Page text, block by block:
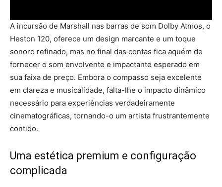
A incursão de Marshall nas barras de som Dolby Atmos, o
Heston 120, oferece um design marcante e um toque
sonoro refinado, mas no final das contas fica aquém de
fornecer o som envolvente e impactante esperado em
sua faixa de preço. Embora o compasso seja excelente
em clareza e musicalidade, falta-lhe o impacto dinâmico
necessário para experiências verdadeiramente
cinematográficas, tornando-o um artista frustrantemente
contido.
Uma estética premium e configuração
complicada